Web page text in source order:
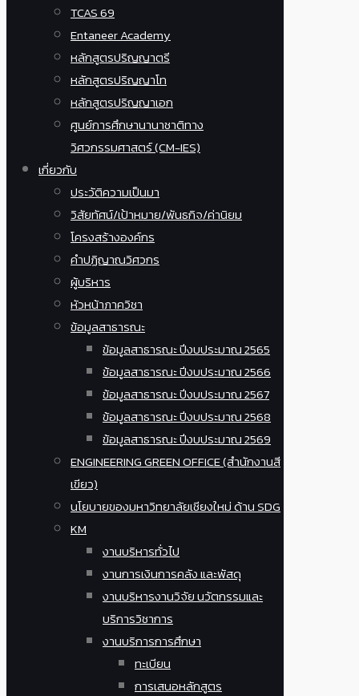
TCAS 69
Entaneer Academy
หลักสูตรปริญญาตรี
หลักสูตรปริญญาโท
หลักสูตรปริญญาเอก
ศูนย์การศึกษานานาชาติทาง
วิศวกรรมศาสตร์ (CM-IES)
เกี่ยวกับ
ประวัติความเป็นมา
วิสัยทัศน์/เป้าหมาย/พันธกิจ/ค่านิยม
โครงสร้างองค์กร
คำปฏิญาณวิศวกร
ผู้บริหาร
หัวหน้าภาควิชา
ข้อมูลสาธารณะ
ข้อมูลสาธารณะ ปีงบประมาณ 2565
ข้อมูลสาธารณะ ปีงบประมาณ 2566
ข้อมูลสาธารณะ ปีงบประมาณ 2567
ข้อมูลสาธารณะ ปีงบประมาณ 2568
ข้อมูลสาธารณะ ปีงบประมาณ 2569
ENGINEERING GREEN OFFICE (สำนักงานสี
เขียว)
นโยบายของมหาวิทยาลัยเชียงใหม่ ด้าน SDG
KM
งานบริหารทั่วไป
งานการเงินการคลัง และพัสดุ
งานบริหารงานวิจัย นวัตกรรมและ
บริการวิชาการ
งานบริการการศึกษา
ทะเบียน
การเสนอหลักสูตร